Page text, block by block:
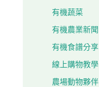
有機蔬菜
有機農業新聞
有機食譜分享
線上購物教學
農場動物夥伴